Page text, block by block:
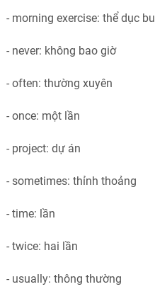
- morning exercise: thể dục
- never: không bao giờ
- often: thường xuyên
- once: một lần
- project: dự án
- sometimes: thỉnh thoảng
- time: lần
- twice: hai lần
- usually: thông thường